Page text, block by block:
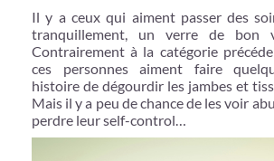
Il y a ceux qui aiment passer des
tranquillement, un verre de bon
Contrairement à la catégorie
ces personnes aiment faire
histoire de dégourdir les jambes et
Mais il y a peu de chance de les voir
perdre leur self-control…